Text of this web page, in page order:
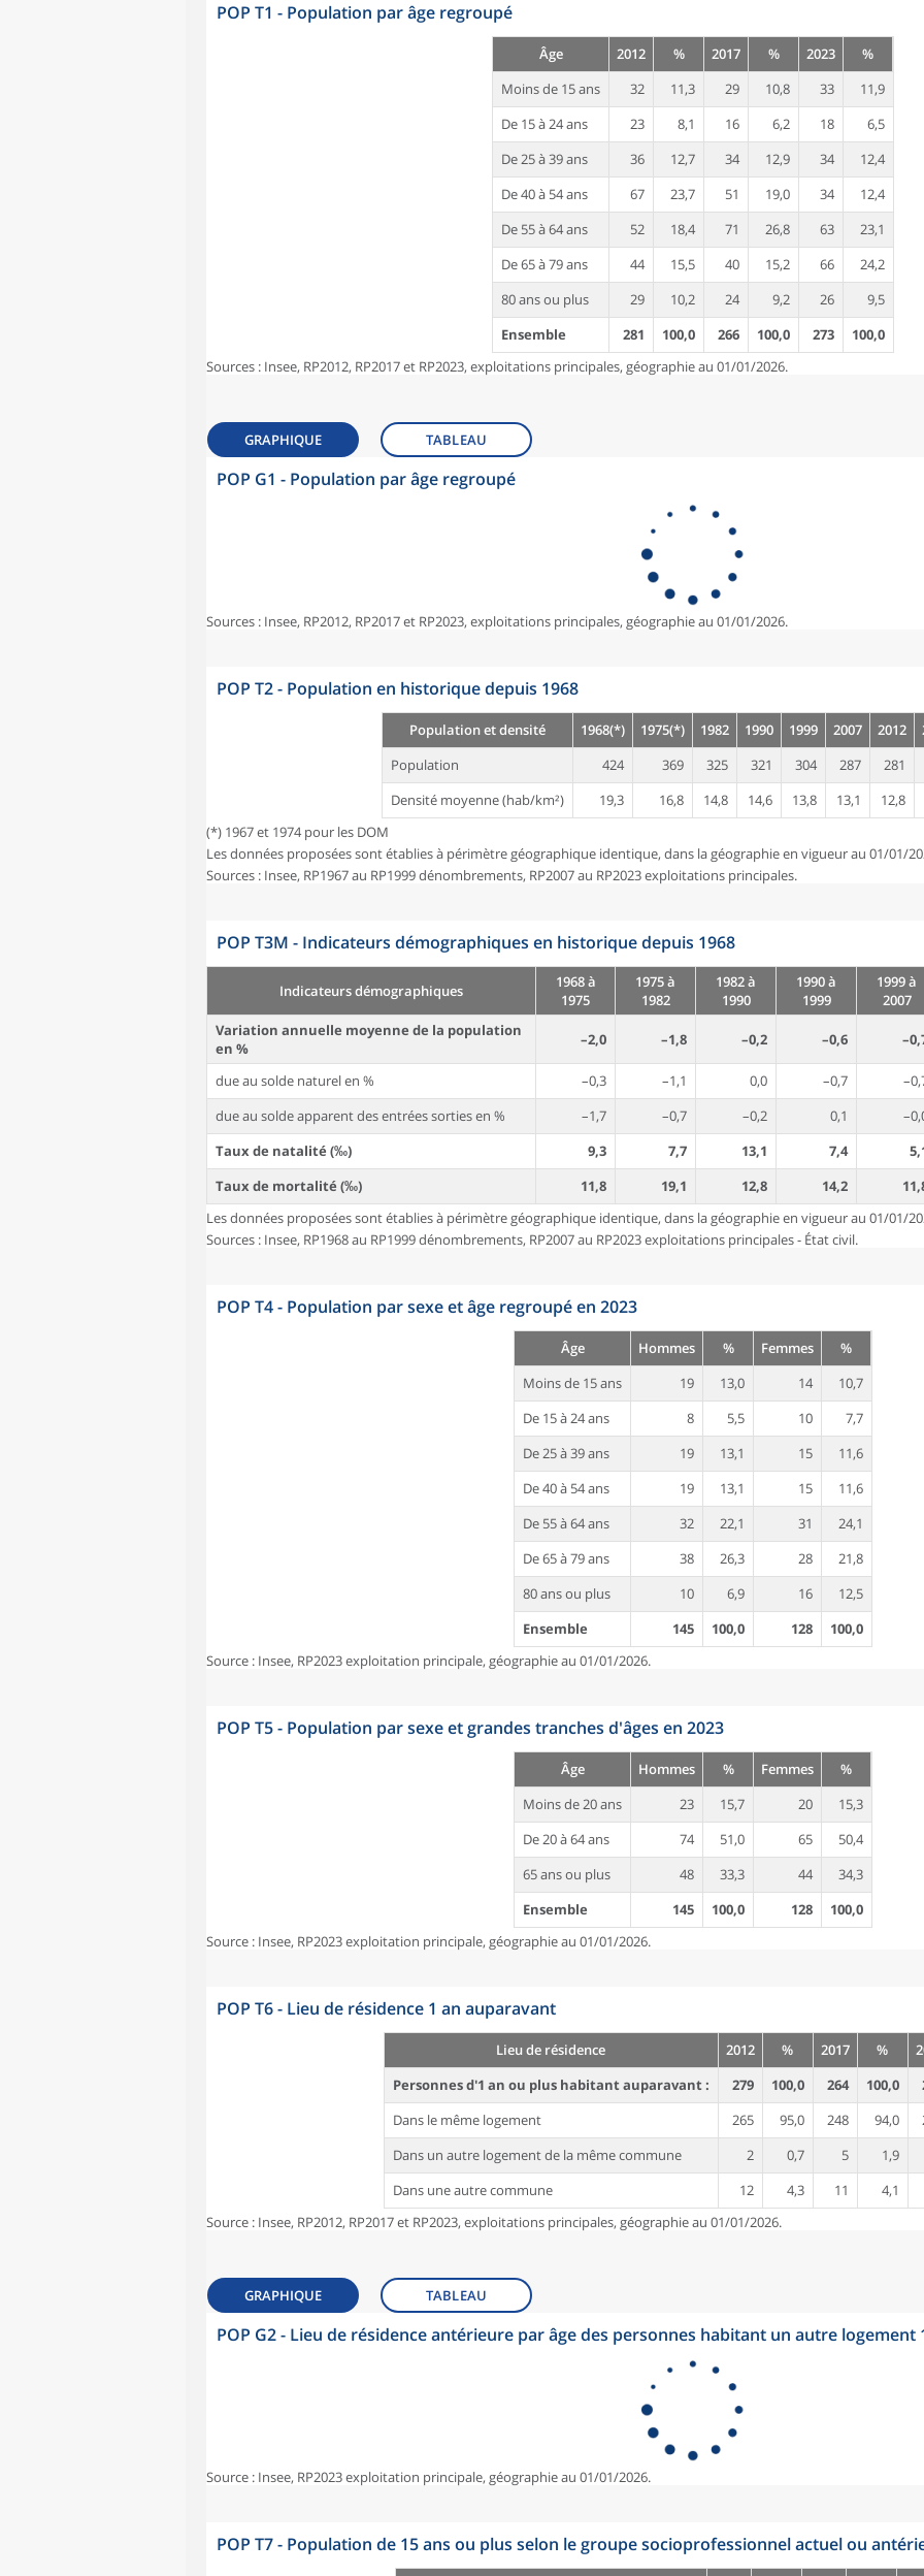
POP T1 - Population par âge regroupé
Âge 2012 % 2017 % 2023
%
Moins de 15 ans
32 11,3 29 10,8 33
11,9
De 15 à 24 ans
23 8,1 16 6,2 18
6,5
De 25 à 39 ans
36 12,7 34 12,9 34
12,4
De 40 à 54 ans
67 23,7 51 19,0 34
12,4
De 55 à 64 ans
52 18,4 71 26,8 63
23,1
De 65 à 79 ans
44 15,5 40 15,2 66
24,2
80 ans ou plus
29 10,2 24 9,2 26
9,5
Ensemble
281 100,0 266 100,0 273
100,0
Sources : Insee, RP2012, RP2017 et RP2023, exploitations principales, géographie au 01/01/2026.
GRAPHIQUE TABLEAU
POP G1 - Population par âge regroupé
Sources : Insee, RP2012, RP2017 et RP2023, exploitations principales, géographie au 01/01/2026.
POP T2 - Population en historique depuis 1968
Population et densité 1968(*) 1975(*) 1982 1990 1999 2007 2012
Population
424 369 325 321 304 287
281
Densité moyenne (hab/km²)
19,3 16,8 14,8 14,6 13,8 13,1
12,8
(*) 1967 et 1974 pour les DOM
Les données proposées sont établies à périmètre géographique identique, dans la géographie en vigueur au 01/01/
Sources : Insee, RP1967 au RP1999 dénombrements, RP2007 au RP2023 exploitations principales.
POP T3M - Indicateurs démographiques en historique depuis 1968
Indicateurs démographiques
1968 à
1975
1975 à
1982
1982 à
1990
1990 à
1999
1999 à
2007
Variation annuelle moyenne de la population
en %
–2,0 –1,8 –0,2 –0,6
due au solde naturel en % –0,3 –1,1 0,0 –0,7
due au solde apparent des entrées sorties en %
–1,7 –0,7 –0,2 0,1
Taux de natalité (‰)
9,3 7,7 13,1 7,4
Taux de mortalité (‰)
11,8 19,1 12,8 14,2
Les données proposées sont établies à périmètre géographique identique, dans la géographie en vigueur au 01/01/
Sources : Insee, RP1968 au RP1999 dénombrements, RP2007 au RP2023 exploitations principales - État civil.
POP T4 - Population par sexe et âge regroupé en 2023
Âge Hommes % Femmes
%
Moins de 15 ans
19 13,0 14
10,7
De 15 à 24 ans
8 5,5 10
7,7
De 25 à 39 ans
19 13,1 15
11,6
De 40 à 54 ans
19 13,1 15
11,6
De 55 à 64 ans
32 22,1 31
24,1
De 65 à 79 ans
38 26,3 28
21,8
80 ans ou plus
10 6,9 16
12,5
Ensemble
145 100,0 128
100,0
Source : Insee, RP2023 exploitation principale, géographie au 01/01/2026.
POP T5 - Population par sexe et grandes tranches d'âges en 2023
Âge Hommes % Femmes
%
Moins de 20 ans
23 15,7 20
15,3
De 20 à 64 ans
74 51,0 65
50,4
65 ans ou plus
48 33,3 44
34,3
Ensemble
145 100,0 128
100,0
Source : Insee, RP2023 exploitation principale, géographie au 01/01/2026.
POP T6 - Lieu de résidence 1 an auparavant
Lieu de résidence 2012 % 2017 %
Personnes d'1 an ou plus habitant auparavant :
279 100,0 264 100,0
Dans le même logement
265 95,0 248 94,0
Dans un autre logement de la même commune
2 0,7 5
1,9
Dans une autre commune
12 4,3 11
4,1
Source : Insee, RP2012, RP2017 et RP2023, exploitations principales, géographie au 01/01/2026.
GRAPHIQUE TABLEAU
POP G2 - Lieu de résidence antérieure par âge des personnes habitant un autre logement
Source : Insee, RP2023 exploitation principale, géographie au 01/01/2026.
POP T7 - Population de 15 ans ou plus selon le groupe socioprofessionnel actuel ou